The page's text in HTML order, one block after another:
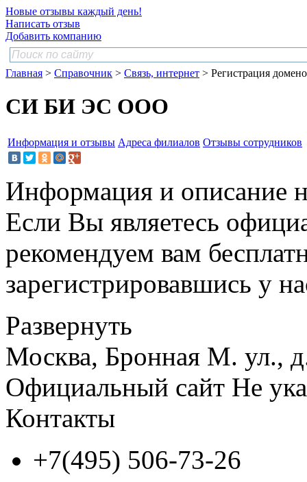
Новые отзывы каждый день!
Написать отзыв
Добавить компанию
Главная > Справочник > Связь, интернет > Регистрация
СИ БИ ЭС ООО
Информация и отзывы Адреса филиалов Отзывы сотрудников
Информация и описание
Если Вы являетесь
рекомендуем вам
зарегистрировавшись у
Развернуть
Москва, Бронная М. ул.,
Официальный сайт Не
Контакты
+7(495) 506-73-26